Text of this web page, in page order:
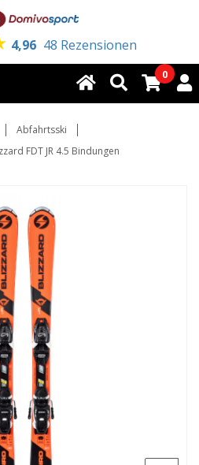
4,96 48 Rezensionen
0
Abfahrtsski
FDT JR 4.5 Bindungen